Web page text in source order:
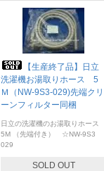
【生産終了品】日立
洗濯機お湯取りホース 5
Ｍ（NW-9S3-029)先端クリ
ーンフィルター同梱
日立の洗濯機のお湯取りホース
5M （先端付き） ☆NW-9S3
029
SOLD OUT